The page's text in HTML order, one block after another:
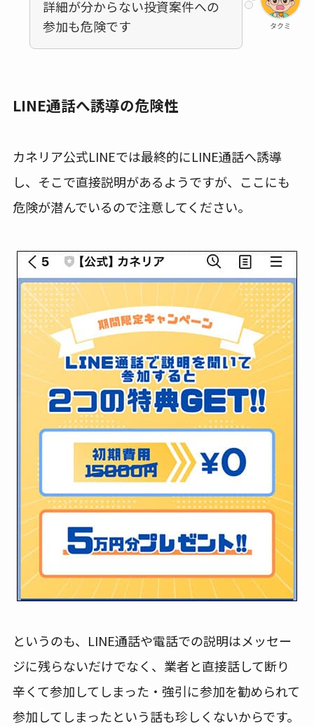
タクミ
詳細が分からない投資案件への
参加も危険です
LINE通話へ誘導の危険性
カネリア公式LINEでは最終的にLINE通話へ誘導
し、そこで直接説明があるようですが、ここにも
危険が潜んでいるので注意してください。
というのも、LINE通話や電話での説明はメッセー
ジに残らないだけでなく、業者と直接話して断り
辛くて参加してしまった・強引に参加を勧められて
参加してしまったという話も珍しくないからです。